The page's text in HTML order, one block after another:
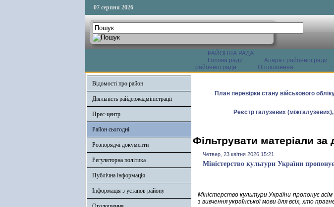
07 серпня 2026
РАЙОННА РАДА
Голова ради
Апарат районної ради
районної ради
Оголошення
Відомості про район
Діяльність райдержадміністрації
Прес-центр
Район сьогодні
Розпорядчі документи
Регуляторна політика
Публічна інформація
Інформація з установ району
План перевірки стану військового
Реєстр галузевих
Фільтрувати матеріали
Четвер, 23 квітня 2026 15:21
Міністерство культури України пропонує
Міністерство культури України пропонує
з вивчення української мови для всіх, хто